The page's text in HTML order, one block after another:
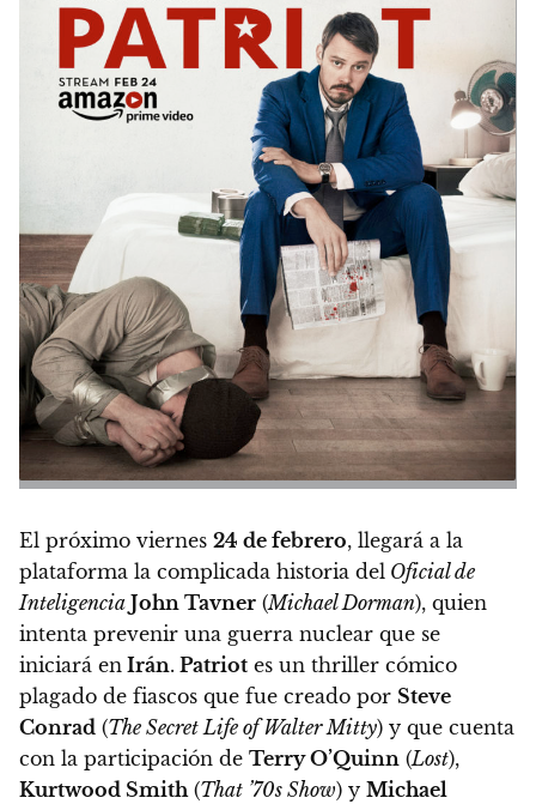
El próximo viernes 24 de febrero, llegará a la
plataforma la complicada historia del Oficial de
Inteligencia John Tavner (Michael Dorman), quien
intenta prevenir una guerra nuclear que se
iniciará en Irán. Patriot es un thriller cómico
plagado de fiascos que fue creado por Steve
Conrad (The Secret Life of Walter Mitty) y que cuenta
con la participación de Terry O’Quinn (Lost),
Kurtwood Smith(That ’70s Show) y Michael